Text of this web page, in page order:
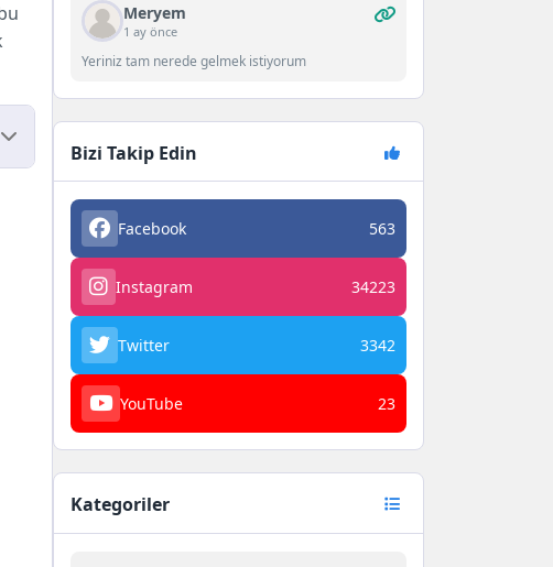
Meryem
1 ay önce
Yeriniz tam nerede gelmek istiyorum
Bizi Takip Edin
Facebook 563
Instagram 34223
Twitter 3342
YouTube 23
Kategoriler